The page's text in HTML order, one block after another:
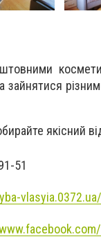
якісний
51
vlasyia.0372.ua/